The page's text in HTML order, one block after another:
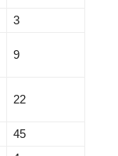
3
9
22
45